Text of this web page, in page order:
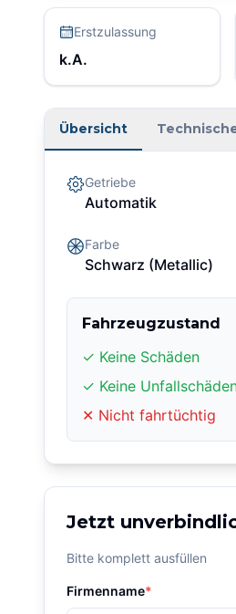
Erstzulassung
k.A.
Übersicht
Getriebe
Automatik
Farbe
Schwarz (Metallic)
Fahrzeugzustand
✓ Keine Schäden
✓ Keine
✕ Nicht fahrtüchtig
Jetzt
Bitte komplett ausfüllen
Firmenname*